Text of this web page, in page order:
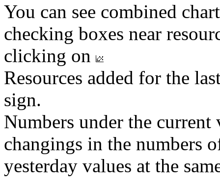
You can see combined
checking boxes near
clicking on
Resources added for the
sign.
Numbers under the
changings in the numbers
yesterday values at the